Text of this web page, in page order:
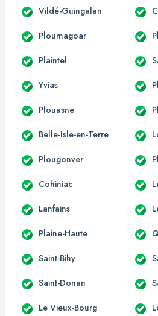
Vildé-Guingalan
Ploumagoar
Plaintel
Yvias
Plouasne
Belle-Isle-en-Terre
Plougonver
Cohiniac
Lanfains
Plaine-Haute
Saint-Bihy
Saint-Donan
Le Vieux-Bourg